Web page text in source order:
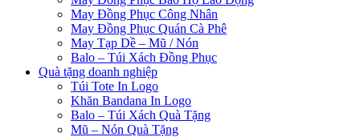
May Đồng Phục Công Nhân
May Đồng Phục Quán Cà Phê
May Tạp Dề – Mũ / Nón
Balo – Túi Xách Đồng Phục
Quà tặng doanh nghiệp
Túi Tote In Logo
Khăn Bandana In Logo
Balo – Túi Xách Quà Tặng
Mũ – Nón Quà Tặng